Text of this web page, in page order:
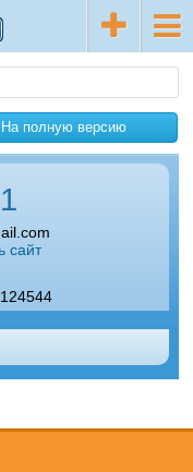
На полную версию
сайт